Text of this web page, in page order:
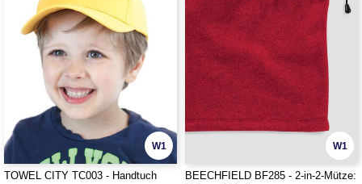
W1
TOWEL CITY TC003 - Handtuch
W1
BEECHFIELD BF285 - 2-in-2-Mütze: